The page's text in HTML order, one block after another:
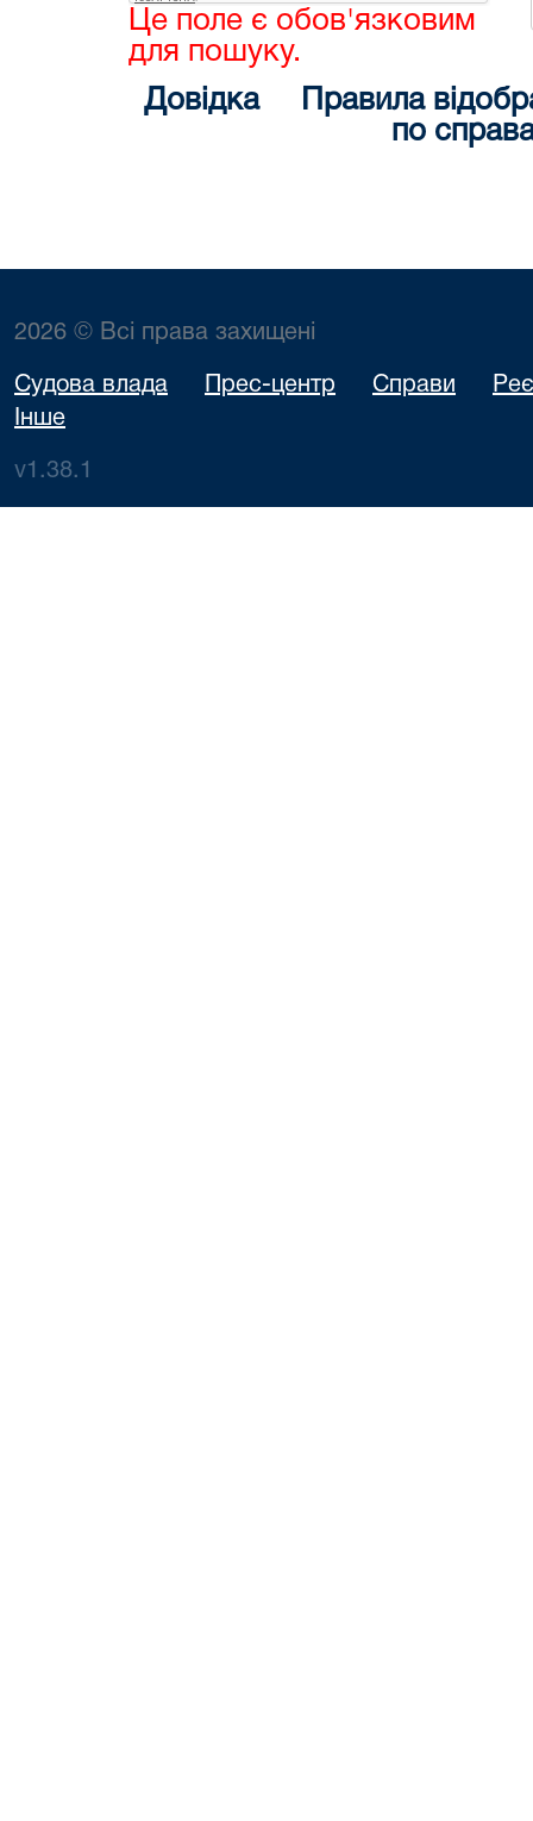
Це поле є обов'язковим
для пошуку.
Довідка
Правила
по
2026 © Всі права захищені
Судова влада Прес-центр Справи
Інше
v1.38.1